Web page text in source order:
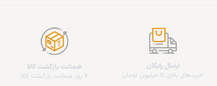
ارسال رایگان
خریدهای بالای 5 میلیون تومان
ضمانت بازگشت کالا
7 روز ضمانت بازگشت کالا